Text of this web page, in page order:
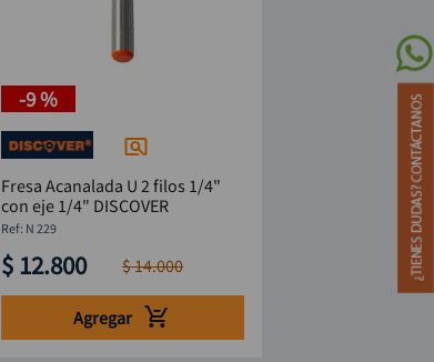
-9 %
Fresa Acanalada U 2 filos 1/4"
con eje 1/4" DISCOVER
: N 229
$ 12.800 $14.000
Agregar